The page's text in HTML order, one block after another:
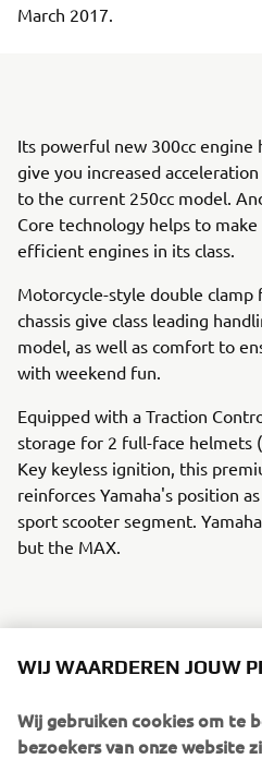
March 2017.
Its powerful new 300cc engine
give you increased
to the current 250cc model.
Core technology helps to
efficient engines in its class.
Motorcycle-style double
chassis give class leading
model, as well as comfort to
with weekend fun.
Equipped with a Traction
storage for 2 full-face helmets
Key keyless ignition, this
reinforces Yamaha's position
sport scooter segment.
but the MAX.
Its powerful new 300cc engine
to the current 250cc model.
Core technology helps to
WIJ WAARDEREN JOUW
Wij gebruiken cookies om te
bezoekers van onze website